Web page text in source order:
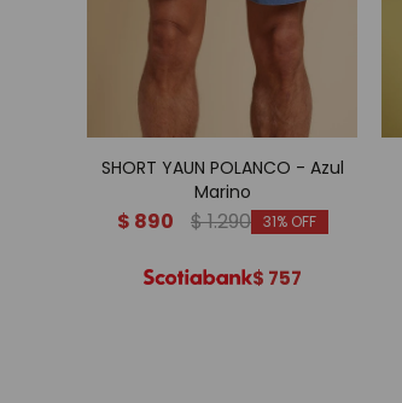
SHORT YAUN POLANCO - Azul
Marino
$ 890 $1.290 31
$ 757